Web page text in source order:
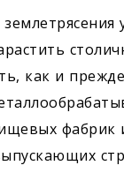
как и
фабрик